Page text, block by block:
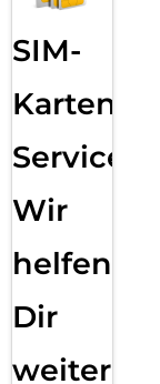
SIM-
Karten
Service:
Wir
helfen
Dir
weiter